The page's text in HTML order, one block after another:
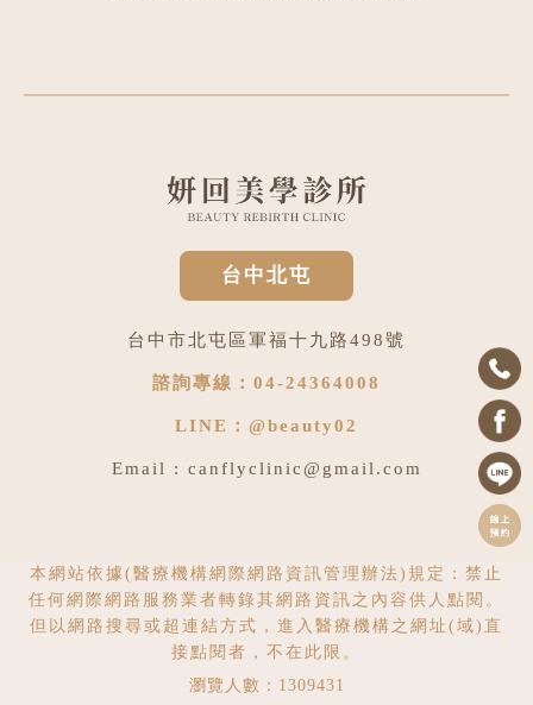
台中北屯
台中市北屯區軍福十九路498號
諮詢專線： 04-24364008
LINE： @beauty02
Email : canflyclinic@gmail.com
本網站依據(醫療機構網際網路資訊管理辦法)規定：禁止
任何網際網路服務業者轉錄其網路資訊之內容供人點閱。
但以網路搜尋或超連結方式，進入醫療機構之網址(域)直
接點閱者，不在此限。
瀏覽人數：1309431